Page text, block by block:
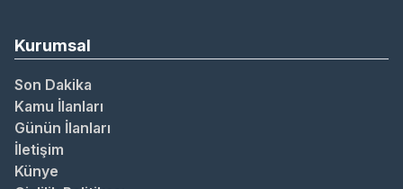
Kurumsal
Son Dakika
Kamu İlanları
Günün İlanları
İletişim
Künye